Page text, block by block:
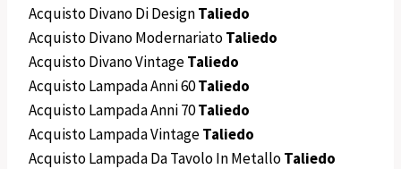
Acquisto Divano Di DesignTaliedo
Acquisto Divano ModernariatoTaliedo
Acquisto Divano VintageTaliedo
Acquisto Lampada Anni 60Taliedo
Acquisto Lampada Anni 70Taliedo
Acquisto Lampada VintageTaliedo
Acquisto Lampada Da Tavolo In MetalloTaliedo